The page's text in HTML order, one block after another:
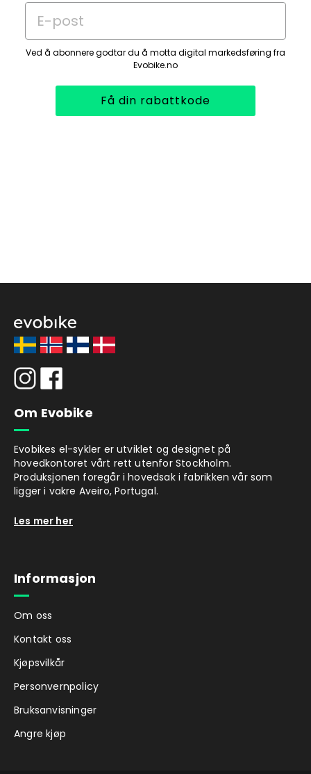
E-post
Ved å abonnere godtar du å motta digital markedsføring fra
Evobike.no
Få din rabattkode
Om Evobike
Evobikes el-sykler er utviklet og designet på
hovedkontoret vårt rett utenfor Stockholm.
Produksjonen foregår i hovedsak i fabrikken vår som
ligger i vakre Aveiro, Portugal.
Les mer her
Informasjon
Om oss
Kontakt oss
Kjøpsvilkår
Personvernpolicy
Bruksanvisninger
Angre kjøp